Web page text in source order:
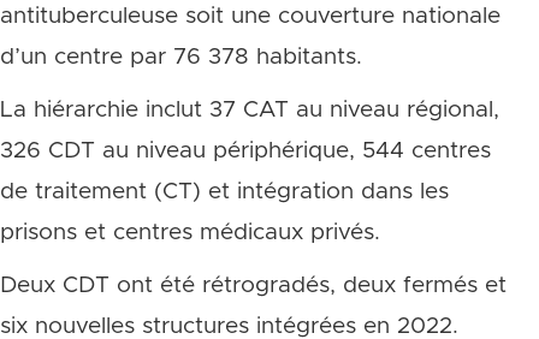
antituberculeuse soit une couverture nationale
d’un centre par 76 378 habitants.
La hiérarchie inclut 37 CAT au niveau régional,
326 CDT au niveau périphérique, 544 centres
de traitement (CT) et intégration dans les
prisons et centres médicaux privés.
Deux CDT ont été rétrogradés, deux fermés et
six nouvelles structures intégrées en 2022.